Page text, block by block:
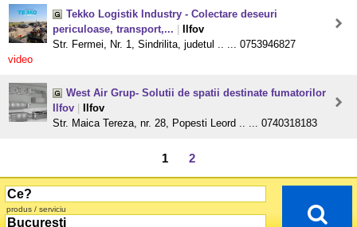
Tekko Logistik Industry - Colectare deseuri
periculoase, transport,...
Ilfov
Str. Fermei, Nr. 1, Sindrilita, judetul .. ... 0753946827
video
West Air Grup- Solutii de spatii destinate fumatorilor
Ilfov
Ilfov
Str. Maica Tereza, nr. 28, Popesti Leord .. ... 0740318183
1 2
produs / serviciu